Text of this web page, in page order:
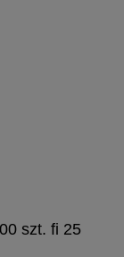
szt. fi 25